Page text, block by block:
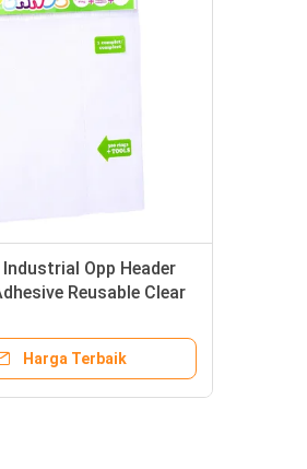
Opp Header
Reusable Clear
Harga Terbaik